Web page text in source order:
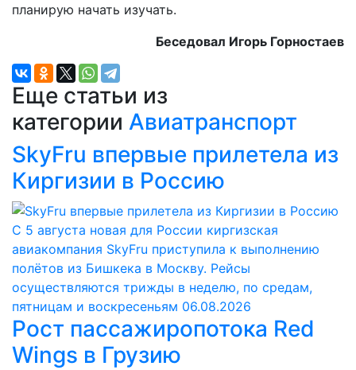
планирую начать изучать.
Беседовал Игорь Горностаев
Еще статьи из
категории Авиатранспорт
SkyFru впервые прилетела из
Киргизии в Россию
С 5 августа новая для России киргизская
авиакомпания SkyFru приступила к выполнению
полётов из Бишкека в Москву. Рейсы
осуществляются трижды в неделю, по средам,
пятницам и воскресеньям 06.08.2026
Рост пассажиропотока Red
Wings в Грузию